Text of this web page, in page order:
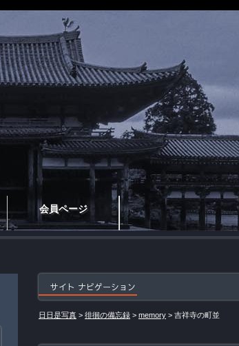
会員ページ
サイト ナビゲーション
日日是写真 > 徘徊の備忘録 > memory > 吉祥寺の町並